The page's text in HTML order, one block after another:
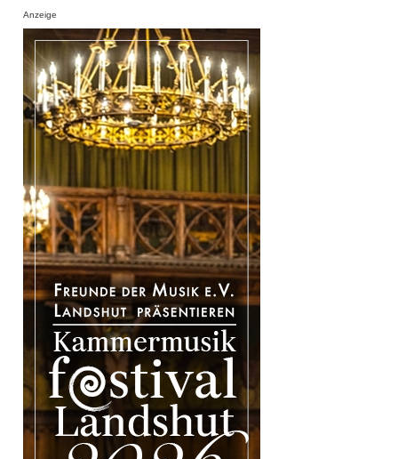
Anzeige